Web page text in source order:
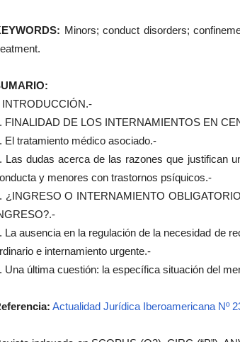
Minors; conduct disorders;
INTRODUCCIÓN.-
FINALIDAD DE LOS INTERNAMIENTOS EN
El tratamiento médico asociado.-
Las dudas acerca de las razones que justifican
y menores con trastornos psíquicos.-
¿INGRESO O INTERNAMIENTO
La ausencia en la regulación de la necesidad de
e internamiento urgente.-
Una última cuestión: la específica situación del
Actualidad Jurídica Iberoamericana Nº